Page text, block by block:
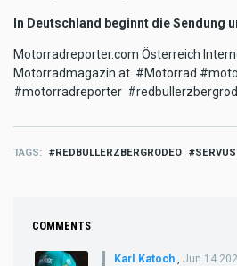
In Deutschland beginnt die Sendung
Motorradreporter.com Österreich
Motorradmagazin.at #Motorrad
#motorradreporter
TAGS REDBULLERZBERGRODEO
COMMENTS
Karl Katoch Jun 14